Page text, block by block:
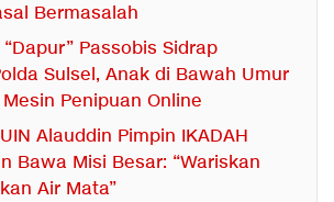
Bermasalah
Passobis Sidrap
Sulsel, Anak di Bawah Umur
Penipuan Online
Alauddin Pimpin IKADAH
Bawa Misi Besar: “Wariskan
Air Mata”